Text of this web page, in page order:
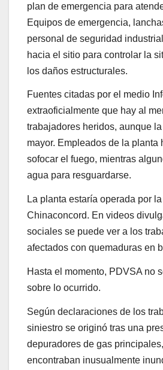
plan de emergencia para
Equipos de emergencia,
personal de seguridad
hacia el sitio para controlar la
los daños estructurales.
Fuentes citadas por el medio
extraoficialmente que hay al
trabajadores heridos, aunque
mayor. Empleados de la planta
sofocar el fuego, mientras
agua para resguardarse.
La planta estaría operada por
Chinaconcord. En videos
sociales se puede ver a los
afectados con quemaduras en
Hasta el momento, PDVSA no
sobre lo ocurrido.
Según declaraciones de los
siniestro se originó tras una
depuradores de gas
encontraban inusualmente